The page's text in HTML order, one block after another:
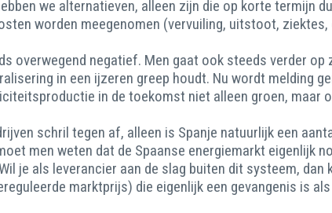
we alternatieven, alleen zijn die op korte termijn
worden meegenomen (vervuiling, uitstoot, ziektes,
overwegend negatief. Men gaat ook steeds verder
in een ijzeren greep houdt. Nu wordt melding
in de toekomst niet alleen groen, maar
schril tegen af, alleen is Spanje natuurlijk een
men weten dat de Spaanse energiemarkt eigenlijk
je als leverancier aan de slag buiten dit systeem,
marktprijs) die eigenlijk een gevangenis is